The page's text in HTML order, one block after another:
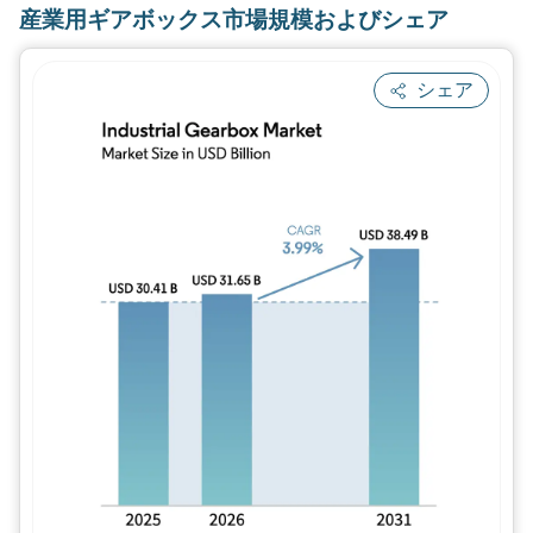
産業用ギアボックス市場規模およびシェア
シェア